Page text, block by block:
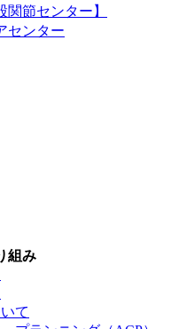
関節センター】
センター
組み
て